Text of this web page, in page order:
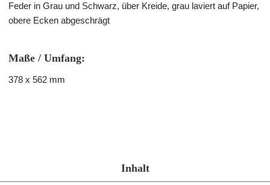
Feder in Grau und Schwarz, über Kreide, grau laviert auf Papier,
obere Ecken abgeschrägt
Maße / Umfang:
378 x 562 mm
Inhalt